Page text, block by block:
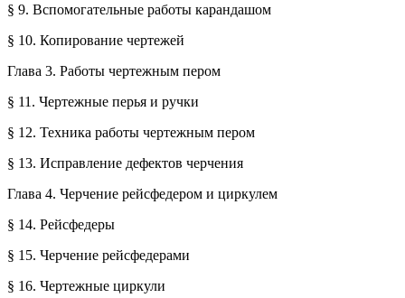
§ 9. Вспомогательные работы карандашом
§ 10. Копирование чертежей
Глава 3. Работы чертежным пером
§ 11. Чертежные перья и ручки
§ 12. Техника работы чертежным пером
§ 13. Исправление дефектов черчения
Глава 4. Черчение рейсфедером и циркулем
§ 14. Рейсфедеры
§ 15. Черчение рейсфедерами
§ 16. Чертежные циркули